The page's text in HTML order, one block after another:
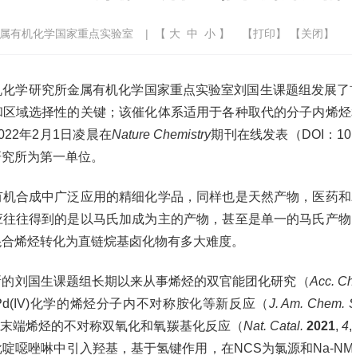
有机化学国家重点实验室 | 【 大 中 小 】 【打印】 【关闭】
研究所金属有机化学国家重点实验室刘国生课题组发展
域选择性的关键；该催化体系适用于各种取代的分子内烯
年2月1日凌晨在Nature Chemistry期刊在线发表（DOI：
所为第一单位。
成中广泛应用的精细化学品，同样也是天然产物，医药
往得到的是以马氏加成为主的产物，甚至是单一的马氏产
烯烃转化为直链烷基卤化物有多大难度。
国生课题组长期以来从事烯烃的双官能团化研究（Acc.
化学的烯烃分子内不对称胺化等新反应（J. Am. Chem.
端烯烃的不对称双氧化和氧羰基化反应（Nat. Catal. 2021,4
噁唑啉中引入羟基，基于氢键作用，在NCS为氯源和Na-